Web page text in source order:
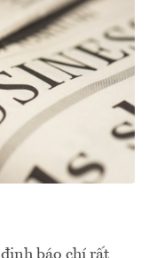
báo chí rất